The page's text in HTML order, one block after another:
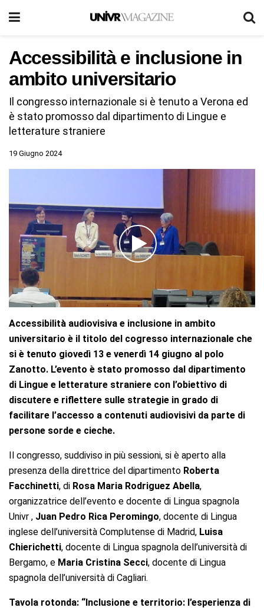
Accessibilità e inclusione in
ambito universitario
Il congresso internazionale si è tenuto a Verona ed
è stato promosso dal dipartimento di Lingue e
letterature straniere
19 Giugno 2024
Accessibilità audiovisiva e inclusione in ambito
universitario è il titolo del cogresso internazionale che
si è tenuto giovedì 13 e venerdì 14 giugno al polo
Zanotto. L’evento è stato promosso dal dipartimento
di Lingue e letterature straniere con l’obiettivo di
discutere e riflettere sulle strategie in grado di
facilitare l’accesso a contenuti audiovisivi da parte di
persone sorde e cieche.
Il congresso, suddiviso in più sessioni, si è aperto alla
presenza della direttrice del dipartimento Roberta
Facchinetti, di Rosa Maria Rodriguez Abella,
organizzatrice dell’evento e docente di Lingua spagnola
Univr , Juan Pedro Rica Peromingo, docente di Lingua
inglese dell’università Complutense di Madrid, Luisa
Chierichetti, docente di Lingua spagnola dell’università di
Bergamo, e Maria Cristina Secci, docente di Lingua
spagnola dell’università di Cagliari.
Tavola rotonda: “Inclusione e territorio: l’esperienza di